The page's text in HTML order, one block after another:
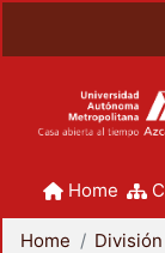
Home
Home